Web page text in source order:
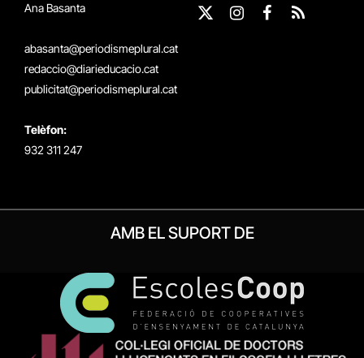
Ana Basanta
abasanta@periodismeplural.cat
redaccio@diarieducacio.cat
publicitat@periodismeplural.cat
Telèfon:
932 311 247
X
Instagram
Facebook
RSS
AMB EL SUPORT DE